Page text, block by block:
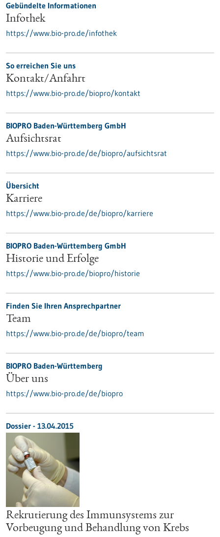
Gebündelte Informationen
Infothek
https://www.bio-pro.de/infothek
So erreichen Sie uns
Kontakt/Anfahrt
https://www.bio-pro.de/biopro/kontakt
BIOPRO Baden-Württemberg GmbH
Aufsichtsrat
https://www.bio-pro.de/de/biopro/aufsichtsrat
Übersicht
Karriere
https://www.bio-pro.de/de/biopro/karriere
BIOPRO Baden-Württemberg GmbH
Historie und Erfolge
https://www.bio-pro.de/biopro/historie
Finden Sie Ihren Ansprechpartner
Team
https://www.bio-pro.de/de/biopro/team
BIOPRO Baden-Württemberg
Über uns
https://www.bio-pro.de/de/biopro
Dossier - 13.04.2015
Rekrutierung des Immunsystems zur
Vorbeugung und Behandlung von Krebs